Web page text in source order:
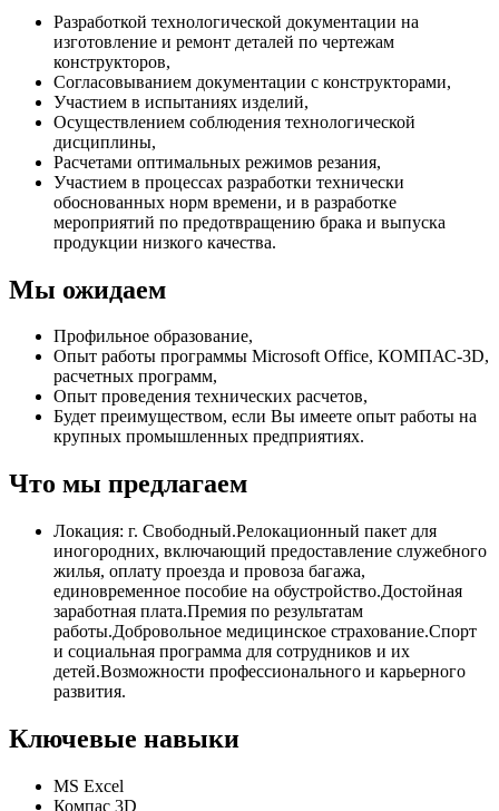
Разработкой технологической документации на
изготовление и ремонт деталей по чертежам
конструкторов,
Согласовыванием документации с конструкторами,
Участием в испытаниях изделий,
Осуществлением соблюдения технологической
дисциплины,
Расчетами оптимальных режимов резания,
Участием в процессах разработки технически
обоснованных норм времени, и в разработке
мероприятий по предотвращению брака и выпуска
продукции низкого качества.
Мы ожидаем
Профильное образование,
Опыт работы программы Microsoft Office, КОМПАС-3D,
расчетных программ,
Опыт проведения технических расчетов,
Будет преимуществом, если Вы имеете опыт работы на
крупных промышленных предприятиях.
Что мы предлагаем
Локация: г. Свободный.Релокационный пакет для
иногородних, включающий предоставление служебного
жилья, оплату проезда и провоза багажа,
единовременное пособие на обустройство.Достойная
заработная плата.Премия по результатам
работы.Добровольное медицинское страхование.Спорт
и социальная программа для сотрудников и их
детей.Возможности профессионального и карьерного
развития.
Ключевые навыки
MS Excel
Компас 3D